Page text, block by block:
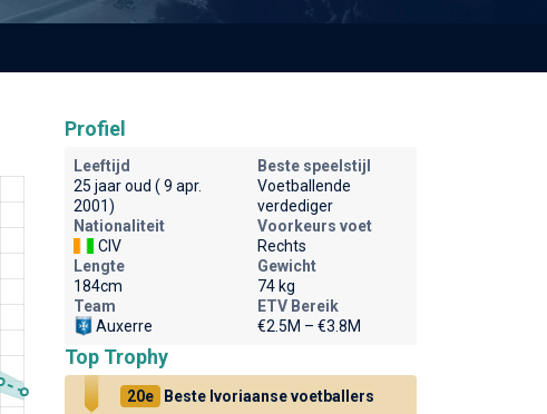
Profiel
Leeftijd
25 jaar oud ( 9 apr.
2001)
Beste speelstijl
Voetballende
verdediger
Nationaliteit
CIV
Voorkeurs voet
Rechts
Lengte
184cm
Gewicht
74 kg
Team
Auxerre
ETV Bereik
€2.5M – €3.8M
Top Trophy
20e Beste Ivoriaanse voetballers